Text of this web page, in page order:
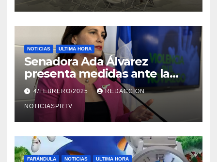
NOTICIAS ULTIMA HORA
Senadora Ada Álvarez
presenta medidas ante la
violencia en el noviazgo
4/FEBRERO/2025 REDACCION
NOTICIASPRTV
FARÁNDULA NOTICIAS ULTIMA HORA